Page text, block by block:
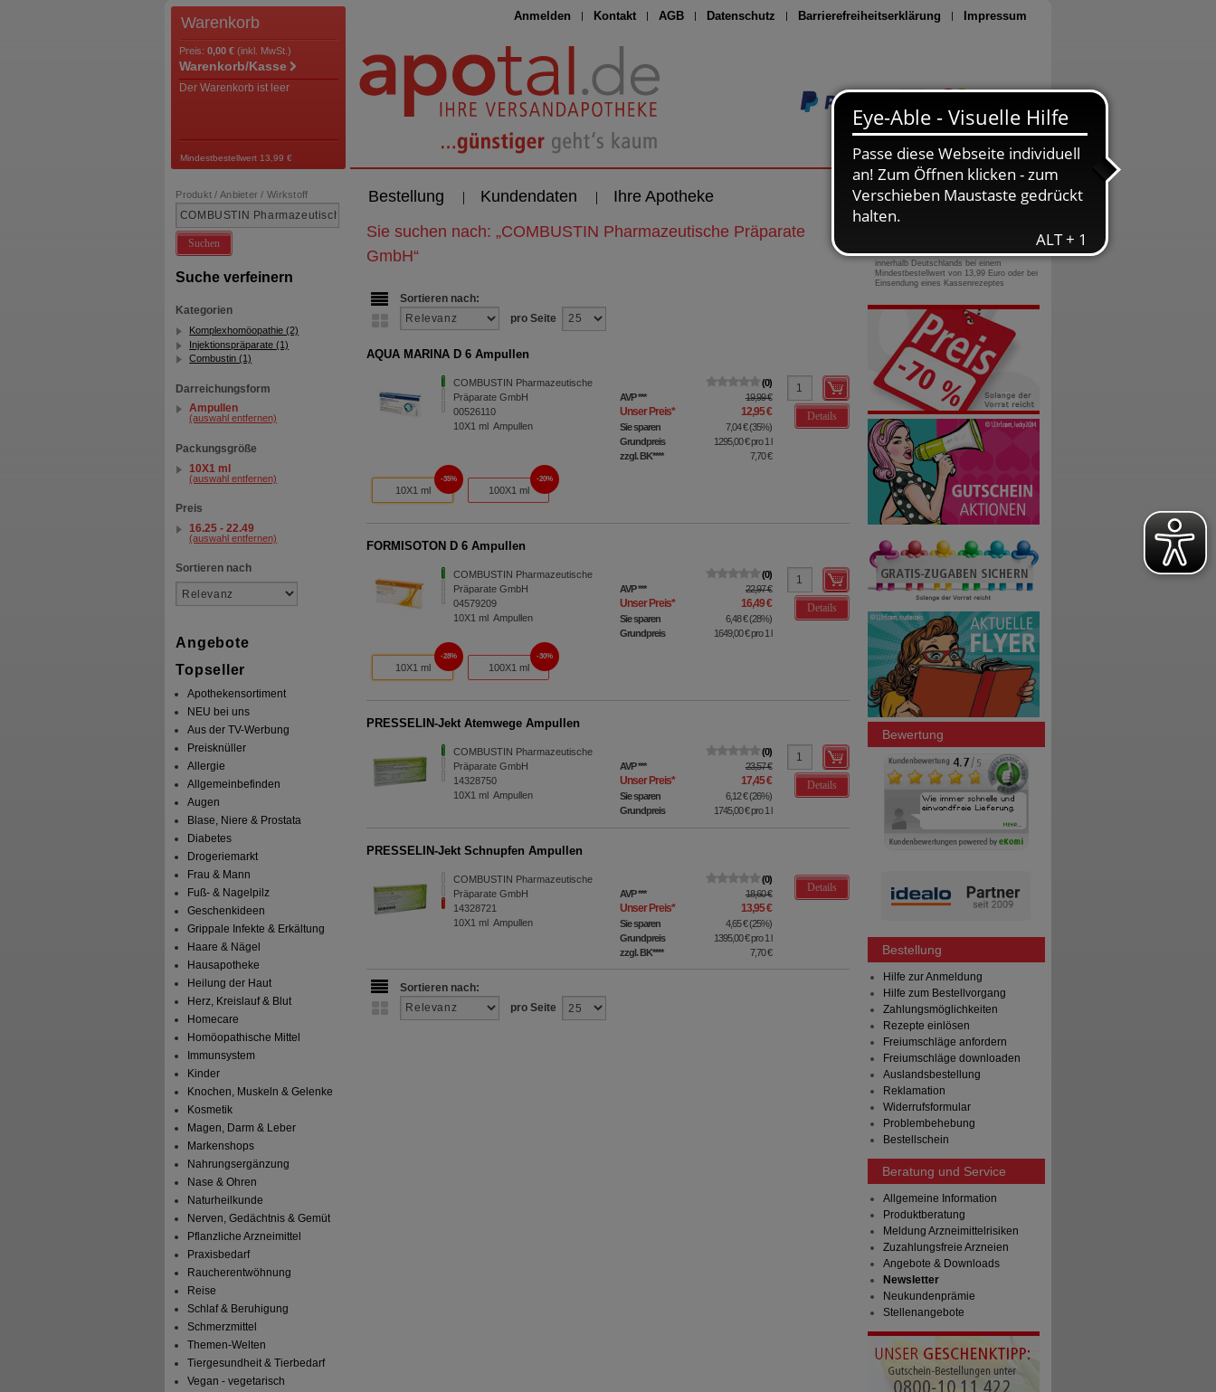
Anmelden Kontakt AGB Datenschutz Barrierefreiheitserklärung Impressum
Seite drucken
Warenkorb
Preis: 0,00 € (inkl. MwSt.)
Warenkorb/Kasse
Der Warenkorb ist leer
Mindestbestellwert 13,99 €
Bestellung Kundendaten Ihre Apotheke
Produkt / Anbieter / Wirkstoff
Suchen
Suche verfeinern
Kategorien
Komplexhomöopathie (2)
Injektionspräparate (1)
Combustin (1)
Darreichungsform
Ampullen
(auswahl entfernen)
Packungsgröße
10X1 ml
(auswahl entfernen)
Preis
16.25 - 22.49
(auswahl entfernen)
Sortieren nach
Angebote
Topseller
Apothekensortiment
NEU bei uns
Aus der TV-Werbung
Preisknüller
Allergie
Allgemeinbefinden
Augen
Blase, Niere & Prostata
Diabetes
Drogeriemarkt
Frau & Mann
Fuß- & Nagelpilz
Geschenkideen
Grippale Infekte & Erkältung
Haare & Nägel
Hausapotheke
Heilung der Haut
Herz, Kreislauf & Blut
Homecare
Homöopathische Mittel
Immunsystem
Kinder
Knochen, Muskeln & Gelenke
Kosmetik
Magen, Darm & Leber
Markenshops
Nahrungsergänzung
Nase & Ohren
Naturheilkunde
Nerven, Gedächtnis & Gemüt
Pflanzliche Arzneimittel
Praxisbedarf
Raucherentwöhnung
Reise
Schlaf & Beruhigung
Schmerzmittel
Themen-Welten
Tiergesundheit & Tierbedarf
Vegan - vegetarisch
Sie suchen nach: „COMBUSTIN Pharmazeutische Präparate
GmbH“
Sortieren nach:
pro Seite
AQUA MARINA D 6 Ampullen
COMBUSTIN Pharmazeutische
Präparate GmbH
00526110
10X1 ml Ampullen
0
AVP*** 19,99 €
Unser Preis* 12,95 €
Sie sparen 7,04 €(35%)
Grundpreis
1295,00 €pro 1 l
zzgl. BK**** 7,70 €
Details
10X1 ml
35%
100X1 ml
20%
FORMISOTON D 6 Ampullen
COMBUSTIN Pharmazeutische
Präparate GmbH
04579209
10X1 ml Ampullen
0
AVP*** 22,97 €
Unser Preis* 16,49 €
Sie sparen 6,48 €(28%)
Grundpreis
1649,00 €pro 1 l
Details
10X1 ml
28%
100X1 ml
30%
PRESSELIN-Jekt Atemwege Ampullen
COMBUSTIN Pharmazeutische
Präparate GmbH
14328750
10X1 ml Ampullen
0
AVP*** 23,57 €
Unser Preis* 17,45 €
Sie sparen 6,12 €(26%)
Grundpreis
1745,00 €pro 1 l
Details
PRESSELIN-Jekt Schnupfen Ampullen
COMBUSTIN Pharmazeutische
Präparate GmbH
14328721
10X1 ml Ampullen
0
AVP*** 18,60 €
Unser Preis* 13,95 €
Sie sparen 4,65 €(25%)
Grundpreis
1395,00 €pro 1 l
zzgl. BK**** 7,70 €
Details
Sortieren nach:
pro Seite
0800-10 11 422
gebührenfreie Rufnummer
innerhalb Deutschlands bei einem
Mindestbestellwert von 13,99 Euro oder bei
Einsendung eines Kassenrezeptes
Bewertung
Bestellung
Hilfe zur Anmeldung
Hilfe zum Bestellvorgang
Zahlungsmöglichkeiten
Rezepte einlösen
Freiumschläge anfordern
Freiumschläge downloaden
Auslandsbestellung
Reklamation
Widerrufsformular
Problembehebung
Bestellschein
Beratung und Service
Allgemeine Information
Produktberatung
Meldung Arzneimittelrisiken
Zuzahlungsfreie Arzneien
Angebote & Downloads
Newsletter
Neukundenprämie
Stellenangebote